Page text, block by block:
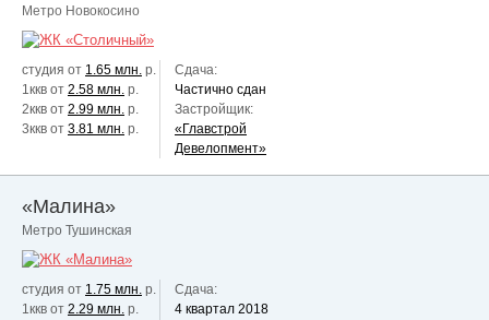
Метро Новокосино
студия от 1.65 млн. р.
1ккв от 2.58 млн. р.
2ккв от 2.99 млн. р.
3ккв от 3.81 млн. р.
Сдача:
Частично сдан
Застройщик:
«Главстрой
Девелопмент»
«Малина»
Метро Тушинская
студия от 1.75 млн. р.
1ккв от 2.29 млн. р.
Сдача:
4 квартал 2018